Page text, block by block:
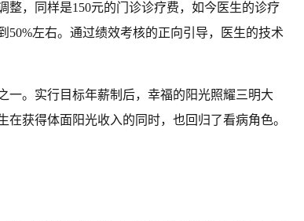
整，同样是150元的门诊诊疗费，如今医生的诊疗
50%左右。通过绩效考核的正向引导，医生的技术
一。实行目标年薪制后，幸福的阳光照耀三明大
在获得体面阳光收入的同时，也回归了看病角色。